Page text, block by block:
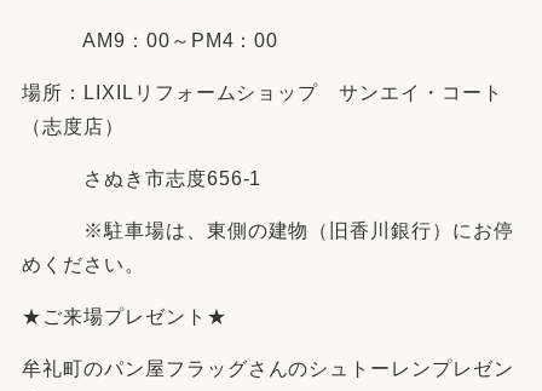
AM9：00～PM4：00
場所：LIXILリフォームショップ サンエイ・コート
（志度店）
さぬき市志度656-1
※駐車場は、東側の建物（旧香川銀行）にお停
めください。
★ご来場プレゼント★
牟礼町のパン屋フラッグさんのシュトーレンプレゼン